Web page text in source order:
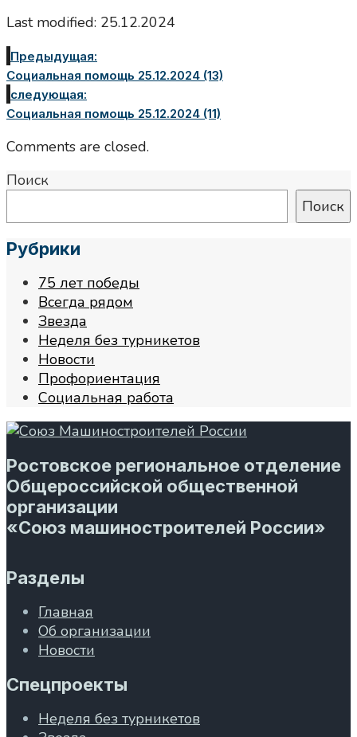
Last modified: 25.12.2024
Предыдущая:
Социальная помощь 25.12.2024 (13)
следующая:
Социальная помощь 25.12.2024 (11)
Comments are closed.
Поиск
Поиск
Рубрики
75 лет победы
Всегда рядом
Звезда
Неделя без турникетов
Новости
Профориентация
Социальная работа
Ростовское региональное отделение
Общероссийской общественной
организации
«Союз машиностроителей России»
Разделы
Главная
Об организации
Новости
Спецпроекты
Неделя без турникетов